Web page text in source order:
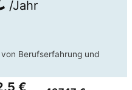
/Jahr
Berufserfahrung und
€